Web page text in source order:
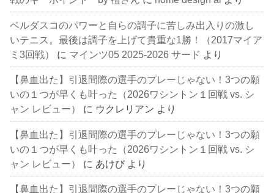
ベルダスコのパワーと自らの調子に苦しみ出入りの激し
いテニス。最後は調子を上げて貴重な1勝！（2017マイア
ミ3回戦）
に マインツ05 2025-2026 サード より
【鼻血出た】引退間際の選手のプレーじゃない！3つの願
いの１つが早くも叶った（2026ワシントン１回戦 vs. シ
ャン レビュー）
に ウクレリアン より
【鼻血出た】引退間際の選手のプレーじゃない！3つの願
いの１つが早くも叶った（2026ワシントン１回戦 vs. シ
ャン レビュー）
に あけび より
【鼻血出た】引退間際の選手のプレーじゃない！3つの願